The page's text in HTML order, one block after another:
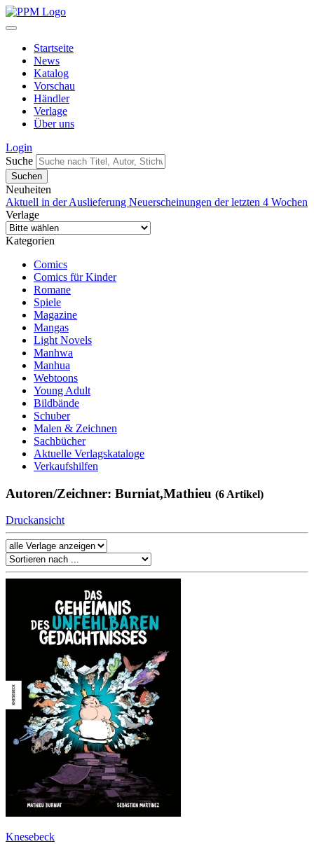
Startseite
News
Katalog
Vorschau
Händler
Verlage
Über uns
Login
Suche
Neuheiten
Aktuell in der Auslieferung Neuerscheinungen der letzten 4 Wochen
Verlage
Kategorien
Comics
Comics für Kinder
Romane
Spiele
Magazine
Mangas
Light Novels
Manhwa
Manhua
Webtoons
Young Adult
Bildbände
Schuber
Malen & Zeichnen
Sachbücher
Aktuelle Verlagskataloge
Verkaufshilfen
Autoren/Zeichner: Burniat,Mathieu (6 Artikel)
Druckansicht
Knesebeck